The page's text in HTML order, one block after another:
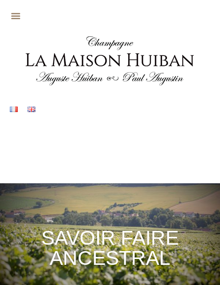
SAVOIR FAIRE
ANCESTRAL